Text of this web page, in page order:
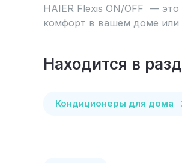
HAIER Flexis ON/OFF —
комфорт в вашем доме или
Находится в
Кондиционеры для дома